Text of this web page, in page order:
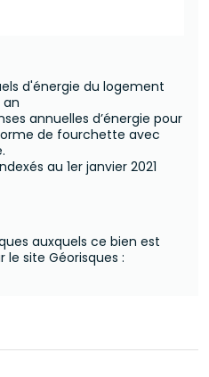
d'énergie du logement
an
annuelles d’énergie pour
de fourchette avec
au 1er janvier 2021
auxquels ce bien est
le site Géorisques :